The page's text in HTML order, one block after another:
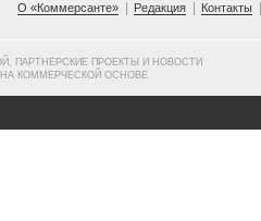
О «Коммерсанте»
Редакция Контакты
ПАРТНЕРСКИЕ ПРОЕКТЫ И НОВОСТИ
КОММЕРЧЕСКОЙ ОСНОВЕ